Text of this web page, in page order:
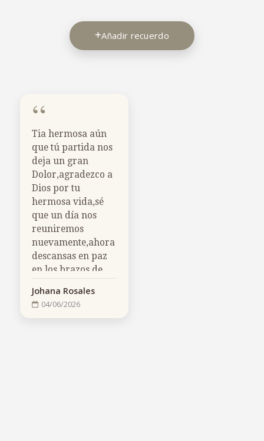
Añadir recuerdo
“
Tia hermosa aún
que tú partida nos
deja un gran
Dolor,agradezco a
Dios por tu
hermosa vida,sé
que un día nos
reuniremos
nuevamente,ahora
descansas en paz
en los brazos de
da consuelo a
nuestras almas,te
Johana Rosales
04/06/2026